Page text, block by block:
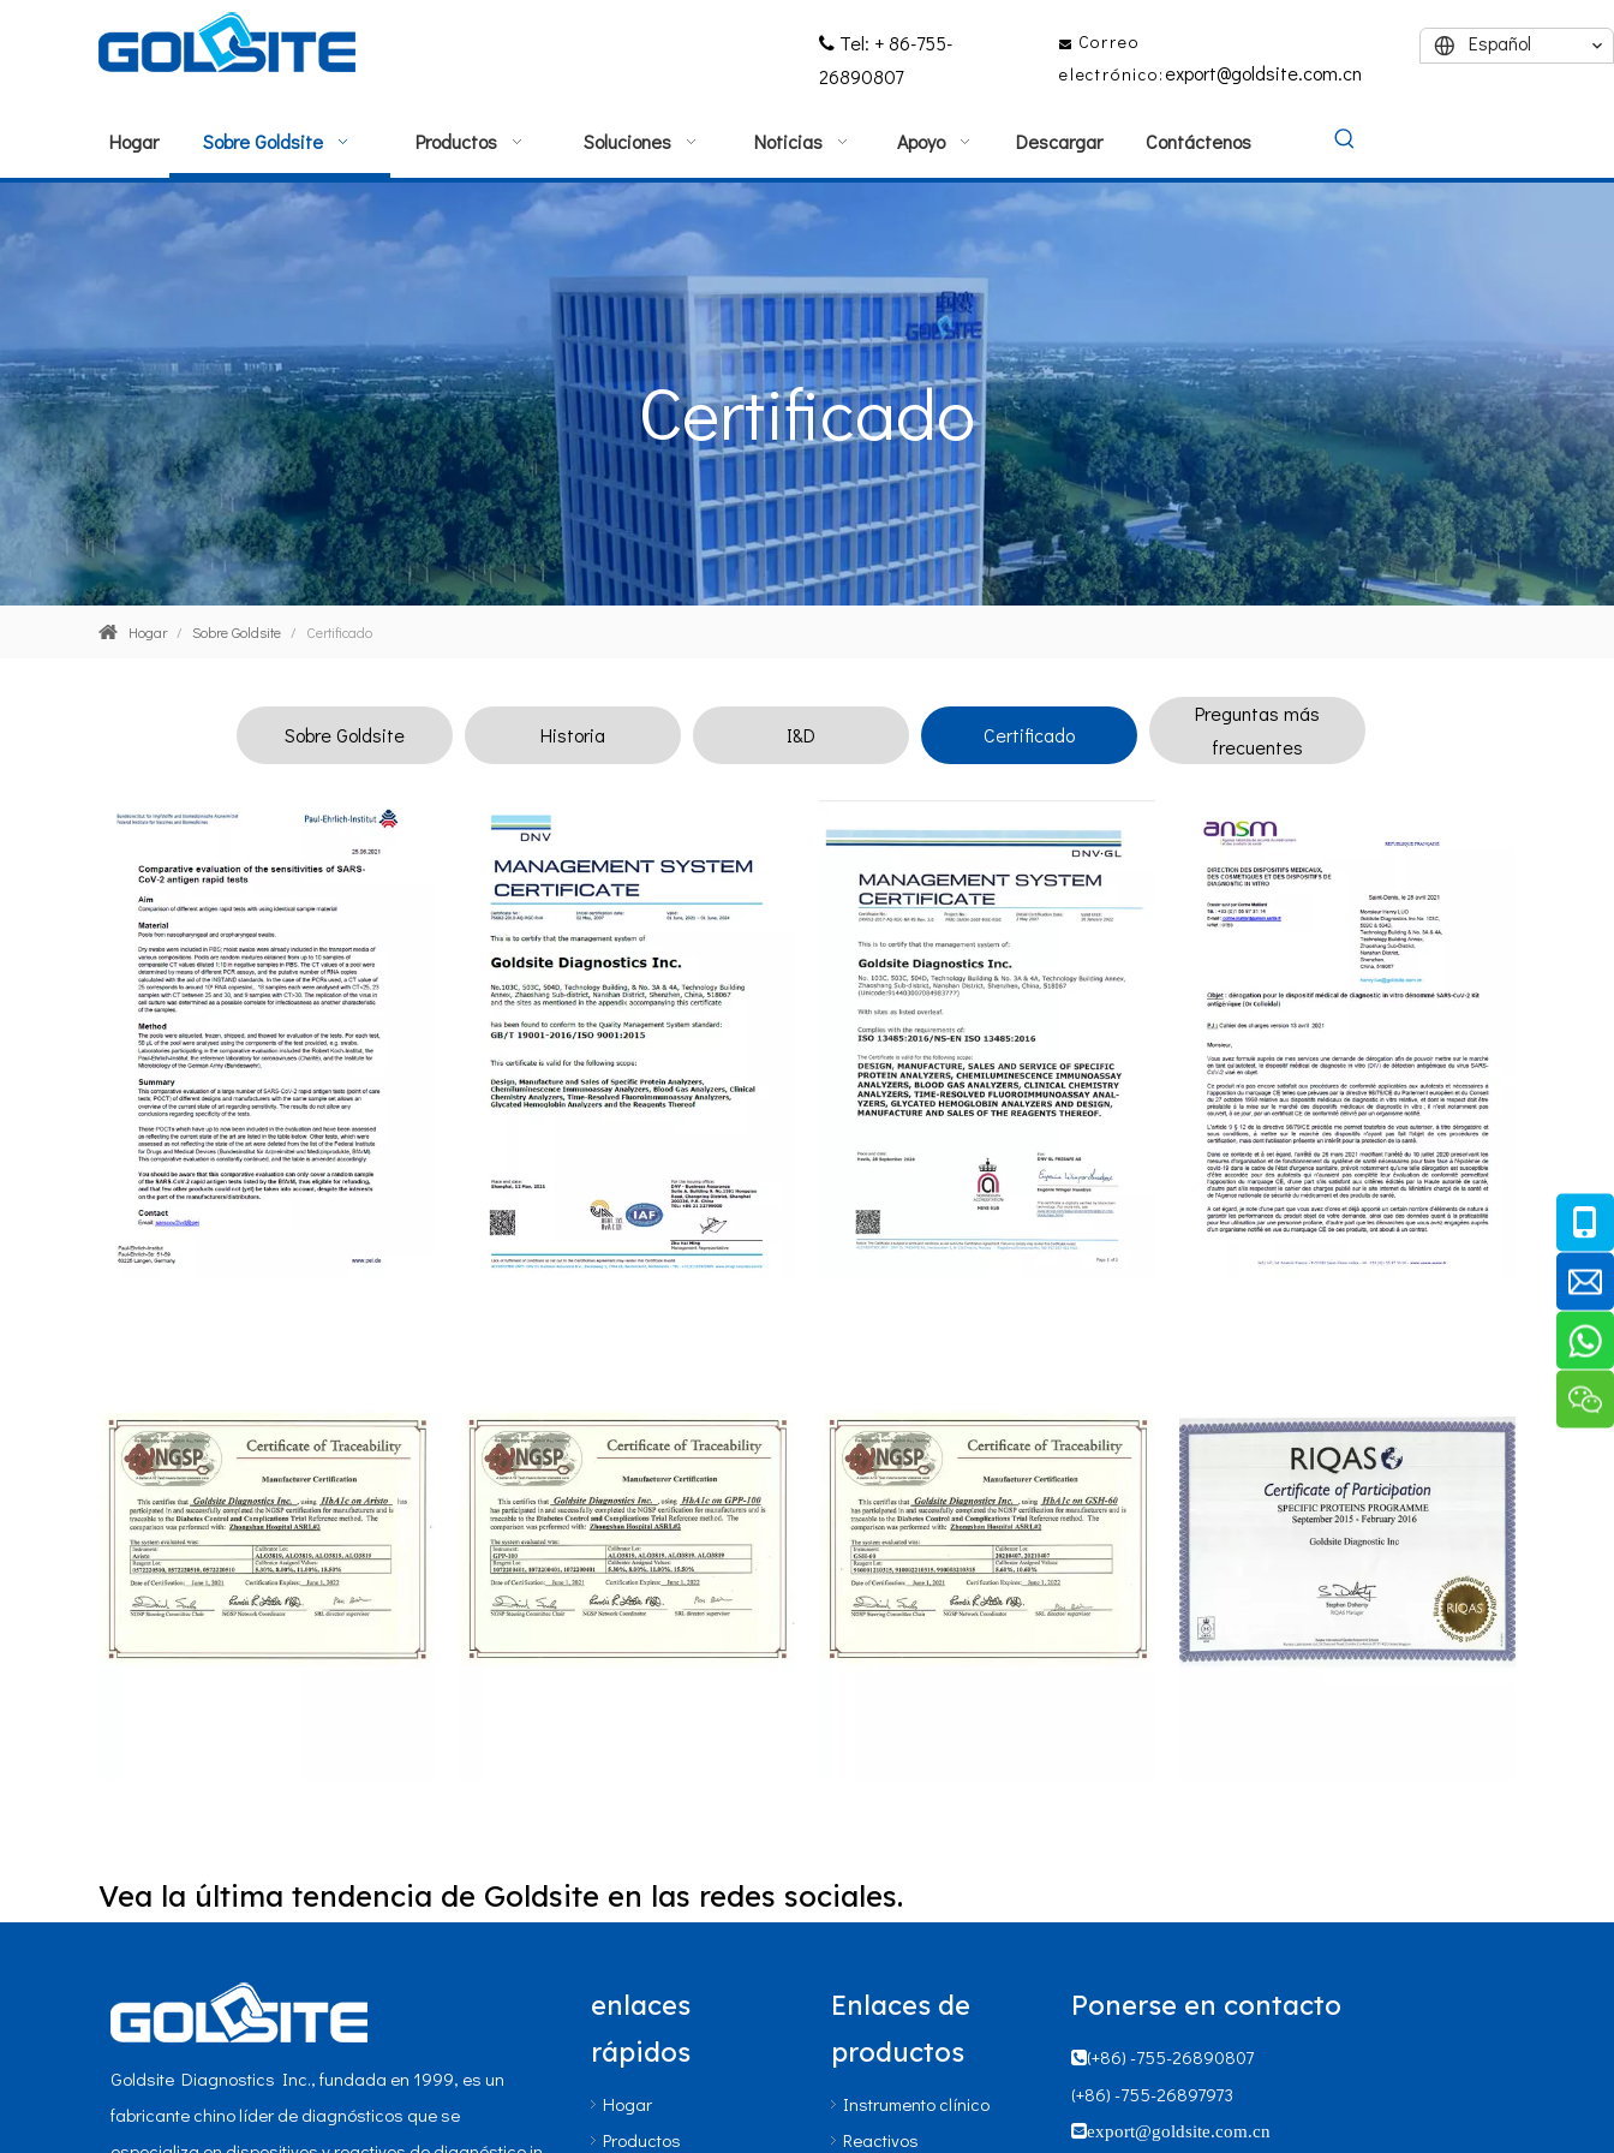
 Tel: + 86-755-
26890807

Correo
electrónico: export@goldsite.com.cn
Español
Hogar Sobre Goldsite Productos Soluciones Noticias Apoyo Descargar Contáctenos
Certificado
Hogar / Sobre Goldsite / Certificado
Sobre Goldsite Historia I&D Certificado
Preguntas más
frecuentes
Certificado de evaluación PEI de
Alemania
ISO 9001 ISO13485 Francia ANSM autorizado
NGSP HbA1c en Aristo NGSP HbA1c en GPP-100 NGSP HbA1c en GSH-60 RIQAS
Vea la última tendencia de Goldsite en las redes sociales.
Goldsite Diagnostics Inc., fundada en 1999, es un
fabricante chino líder de diagnósticos que se
enlaces
rápidos
Hogar
Productos
Enlaces de
productos
Instrumento clínico
Reactivos
Ponerse en contacto
(+86) -755-26890807
(+86) -755-26897973
export@goldsite.com.cn